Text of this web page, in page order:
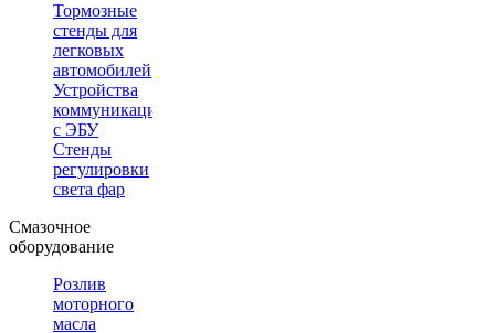
Тормозные
стенды для
легковых
автомобилей
Устройства
коммуникации
с ЭБУ
Стенды
регулировки
света фар
Смазочное
оборудование
Розлив
моторного
масла